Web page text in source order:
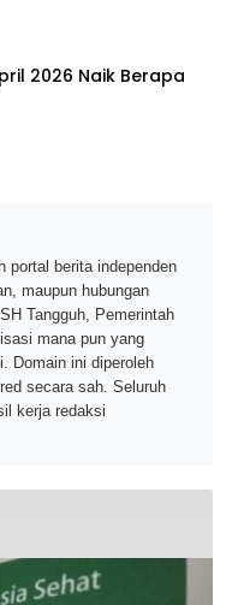
2026 Naik Berapa
portal berita independen
maupun hubungan
Tangguh, Pemerintah
mana pun yang
Domain ini diperoleh
secara sah. Seluruh
kerja redaksi